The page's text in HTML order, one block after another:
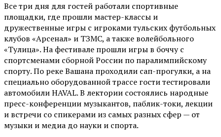
Все три дня для гостей работали спортивные
площадки, где прошли мастер-классы и
дружественные игры с игроками тульских футбольных
клубов «Арсенал» и ТЗМС, а также волейбольного
«Тулица». На фестивале прошли игры в боччу с
спортсменами сборной России по паралимпийскому
спорту. По реке Вашана проходили сап-прогулки, а на
специально оборудованной трассе гости тестировали
автомобили HAVAL. В лектории состоялись народные
пресс-конференции музыкантов, паблик-токи, лекции
и встречи со спикерами из самых разных сфер — от
музыки и медиа до науки и спорта.